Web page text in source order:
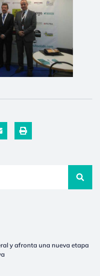
y afronta una nueva etapa